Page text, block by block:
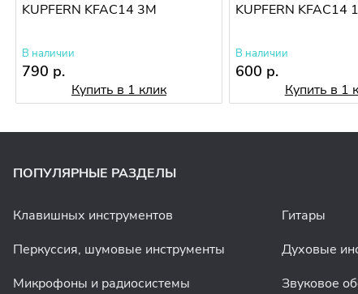
KUPFERN KFAC14 3M
В наличии
790 р.
Купить в 1 клик
KUPFERN KFAC14
В наличии
600 р.
Купить в 1
ПОПУЛЯРНЫЕ РАЗДЕЛЫ
Клавишных инструментов Гитары
Перкуссия, шумовые инструменты
Духовые
Микрофоны и радиосистемы
Звуковое